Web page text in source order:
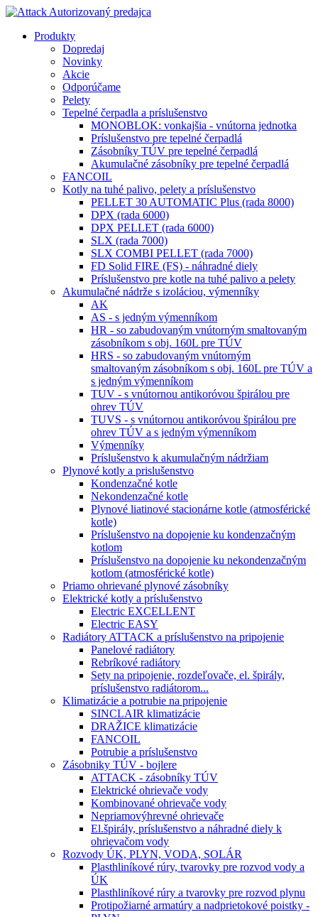
Produkty
Dopredaj
Novinky
Akcie
Odporúčame
Pelety
Tepelné čerpadla a príslušenstvo
MONOBLOK: vonkajšia - vnútorna jednotka
Príslušenstvo pre tepelné čerpadlá
Zásobníky TÚV pre tepelné čerpadlá
Akumulačné zásobníky pre tepelné čerpadlá
FANCOIL
Kotly na tuhé palivo, pelety a príslušenstvo
PELLET 30 AUTOMATIC Plus (rada 8000)
DPX (rada 6000)
DPX PELLET (rada 6000)
SLX (rada 7000)
SLX COMBI PELLET (rada 7000)
FD Solid FIRE (FS) - náhradné diely
Príslušenstvo pre kotle na tuhé palivo a pelety
Akumulačné nádrže s izoláciou, výmenníky
AK
AS - s jedným výmenníkom
HR - so zabudovaným vnútorným smaltovaným
zásobníkom s obj. 160L pre TÚV
HRS - so zabudovaným vnútorným
smaltovaným zásobníkom s obj. 160L pre TÚV a
s jedným výmenníkom
TUV - s vnútornou antikoróvou špirálou pre
ohrev TÚV
TUVS - s vnútornou antikoróvou špirálou pre
ohrev TÚV a s jedným výmenníkom
Výmenníky
Príslušenstvo k akumulačným nádržiam
Plynové kotly a prislušenstvo
Kondenzačné kotle
Nekondenzačné kotle
Plynové liatinové stacionárne kotle (atmosférické
kotle)
Príslušenstvo na dopojenie ku kondenzačným
kotlom
Príslušenstvo na dopojenie ku nekondenzačným
kotlom (atmosférické kotle)
Priamo ohrievané plynové zásobníky
Elektrické kotly a príslušenstvo
Electric EXCELLENT
Electric EASY
Radiátory ATTACK a príslušenstvo na pripojenie
Panelové radiátory
Rebríkové radiátory
Sety na pripojenie, rozdeľovače, el. špirály,
príslušenstvo radiátorom...
Klimatizácie a potrubie na pripojenie
SINCLAIR klimatizácie
DRAŽICE klimatizácie
FANCOIL
Potrubie a príslušenstvo
Zásobniky TÚV - bojlere
ATTACK - zásobníky TÚV
Elektrické ohrievače vody
Kombinované ohrievače vody
Nepriamovýhrevné ohrievače
El.špirály, príslušenstvo a náhradné diely k
ohrievačom vody
Rozvody ÚK, PLYN, VODA, SOLÁR
Plasthliníkové rúry, tvarovky pre rozvod vody a
ÚK
Plasthliníkové rúry a tvarovky pre rozvod plynu
Protipožiarné armatúry a nadprietokové poistky -